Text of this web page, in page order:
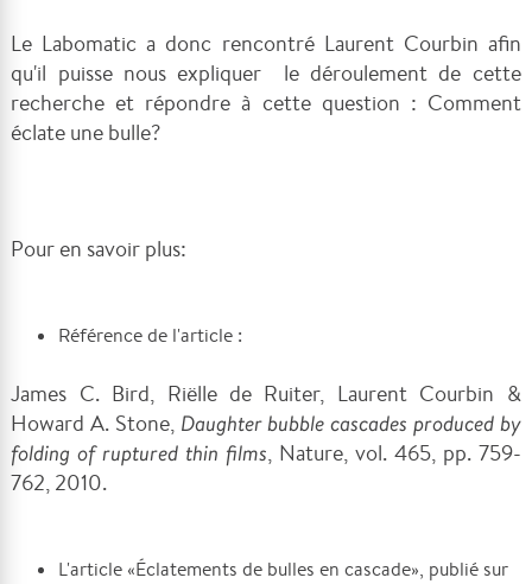
Le Labomatic a donc rencontré Laurent Courbin afin
qu'il puisse nous expliquer le déroulement de cette
recherche et répondre à cette question : Comment
éclate une bulle?
Pour en savoir plus:
Référence de l'article :
James C. Bird, Riëlle de Ruiter, Laurent Courbin &
Howard A. Stone, Daughter bubble cascades produced by
folding of ruptured thin films, Nature, vol. 465, pp. 759-
762, 2010.
L'article «Éclatements de bulles en cascade», publié sur